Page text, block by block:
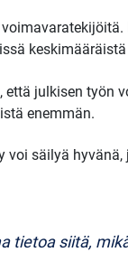
että julkisen työn
enemmän.
säilyä
tietoa siitä,